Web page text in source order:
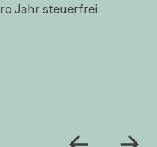
Jahr steuerfrei